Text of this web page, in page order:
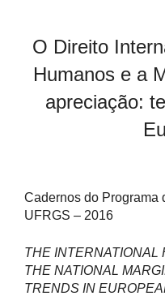
O Direito
Humanos e a
apreciação:
Cadernos do Programa
UFRGS – 2016
THE INTERNATIONAL
THE NATIONAL
TRENDS IN